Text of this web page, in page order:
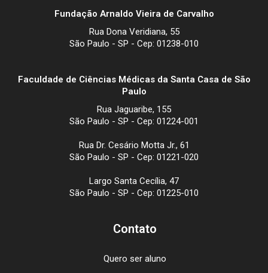
Fundação Arnaldo Vieira de Carvalho
Rua Dona Veridiana, 55
São Paulo - SP - Cep: 01238-010
Faculdade de Ciências Médicas da Santa Casa de São
Paulo
Rua Jaguaribe, 155
São Paulo - SP - Cep: 01224-001
Rua Dr. Cesário Motta Jr., 61
São Paulo - SP - Cep: 01221-020
Largo Santa Cecília, 47
São Paulo - SP - Cep: 01225-010
Contato
Quero ser aluno